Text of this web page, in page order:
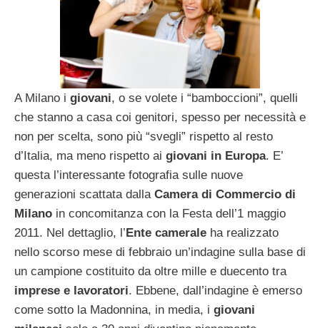
A Milano i giovani, o se volete i “bamboccioni”, quelli
che stanno a casa coi genitori, spesso per necessità e
non per scelta, sono più “svegli” rispetto al resto
d’Italia, ma meno rispetto ai giovani in Europa. E’
questa l’interessante fotografia sulle nuove
generazioni scattata dalla Camera di Commercio di
Milano in concomitanza con la Festa dell’1 maggio
2011. Nel dettaglio, l’ Ente camerale ha realizzato
nello scorso mese di febbraio un’indagine sulla base di
un campione costituito da oltre mille e duecento tra
imprese e lavoratori. Ebbene, dall’indagine è emerso
come sotto la Madonnina, in media, i giovani